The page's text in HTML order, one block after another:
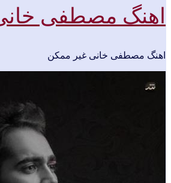
اهنگ مصطفی
اهنگ مصطفی خانی غیر ممکن